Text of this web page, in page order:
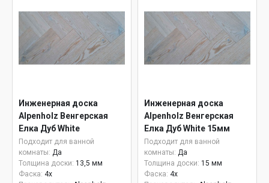
Инженерная доска
Alpenholz Венгерская
Елка Дуб White
Подходит для ванной
комнаты: Да
Толщина доски: 13,5 мм
Фаска: 4x
Инженерная доска
Alpenholz Венгерская
Елка Дуб White 15мм
Подходит для ванной
комнаты: Да
Толщина доски: 15 мм
Фаска: 4x